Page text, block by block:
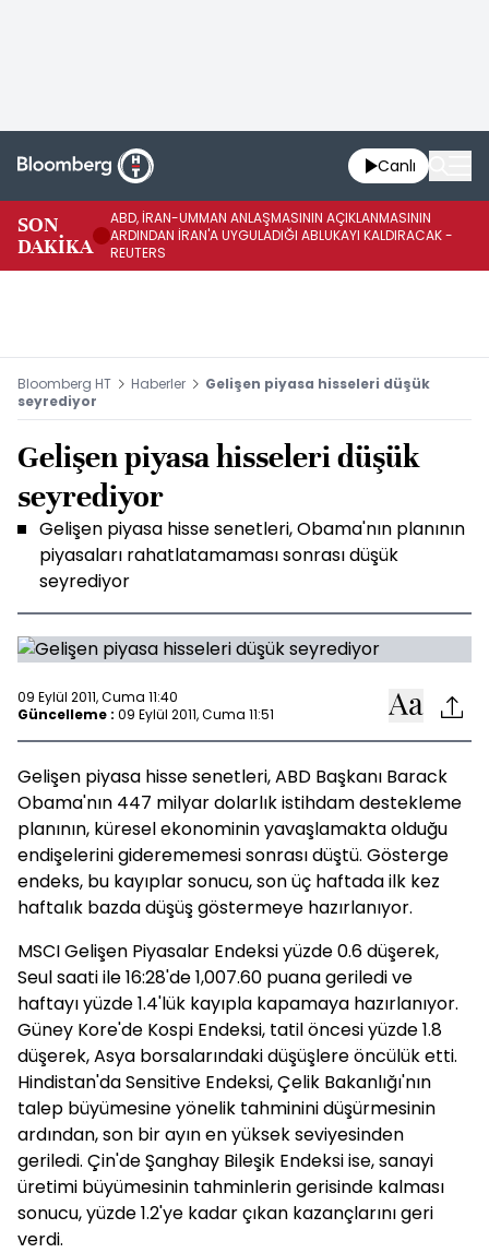
Canlı
SON
DAKİKA
ABD, İRAN-UMMAN ANLAŞMASININ AÇIKLANMASININ
ARDINDAN İRAN'A UYGULADIĞI ABLUKAYI KALDIRACAK -
REUTERS
Bloomberg HT Haberler
Gelişen piyasa hisseleri düşük
seyrediyor
Gelişen piyasa hisseleri düşük
seyrediyor
Gelişen piyasa hisse senetleri, Obama'nın planının
piyasaları rahatlatamaması sonrası düşük
seyrediyor
09 Eylül 2011, Cuma 11:40
Güncelleme : 09 Eylül 2011, Cuma 11:51
Gelişen piyasa hisse senetleri, ABD Başkanı Barack
Obama'nın 447 milyar dolarlık istihdam destekleme
planının, küresel ekonominin yavaşlamakta olduğu
endişelerini giderememesi sonrası düştü. Gösterge
endeks, bu kayıplar sonucu, son üç haftada ilk kez
haftalık bazda düşüş göstermeye hazırlanıyor.
MSCI Gelişen Piyasalar Endeksi yüzde 0.6 düşerek,
Seul saati ile 16:28'de 1,007.60 puana geriledi ve
haftayı yüzde 1.4'lük kayıpla kapamaya hazırlanıyor.
Güney Kore'de Kospi Endeksi, tatil öncesi yüzde 1.8
düşerek, Asya borsalarındaki düşüşlere öncülük etti.
Hindistan'da Sensitive Endeksi, Çelik Bakanlığı'nın
talep büyümesine yönelik tahminini düşürmesinin
ardından, son bir ayın en yüksek seviyesinden
geriledi. Çin'de Şanghay Bileşik Endeksi ise, sanayi
üretimi büyümesinin tahminlerin gerisinde kalması
sonucu, yüzde 1.2'ye kadar çıkan kazançlarını geri
verdi.